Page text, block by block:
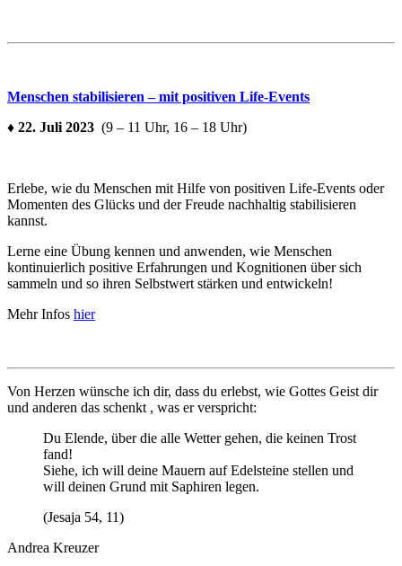
Menschen stabilisieren – mit positiven Life-Events
♦ 22. Juli 2023 (9 – 11 Uhr, 16 – 18 Uhr)
Erlebe, wie du Menschen mit Hilfe von positiven Life-Events oder
Momenten des Glücks und der Freude nachhaltig stabilisieren
kannst.
Lerne eine Übung kennen und anwenden, wie Menschen
kontinuierlich positive Erfahrungen und Kognitionen über sich
sammeln und so ihren Selbstwert stärken und entwickeln!
Mehr Infos hier
Von Herzen wünsche ich dir, dass du erlebst, wie Gottes Geist dir
und anderen das schenkt , was er verspricht:
Du Elende, über die alle Wetter gehen, die keinen Trost
fand!
Siehe, ich will deine Mauern auf Edelsteine stellen und
will deinen Grund mit Saphiren legen.
(Jesaja 54, 11)
Andrea Kreuzer